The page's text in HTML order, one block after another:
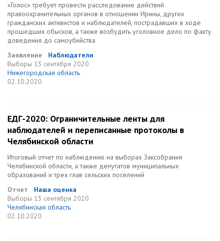
«Голос» требует провести расследование действий
правоохранительных органов в отношении Ирины, других
гражданских активистов и наблюдателей, пострадавших в ходе
прошедших обысков, а также возбудить уголовное дело по факту
доведения до самоубийства
Заявление
Наблюдатели
Выборы 13 сентября 2020
Нижегородская область
02.10.2020
ЕДГ-2020: Ограничительные ленты для
наблюдателей и переписанные протоколы в
Челябинской области
Итоговый отчет по наблюдению на выборах Заксобрания
Челябинской области, а также депутатов муниципальных
образований и трех глав сельских поселений
Отчет
Наша оценка
Выборы 13 сентября 2020
Челябинская область
02.10.2020